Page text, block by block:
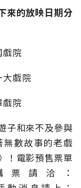
來的放映日期分
院
戲院
院
子和來不及參與
數故事的老戲
！電影預售票單
票請洽：